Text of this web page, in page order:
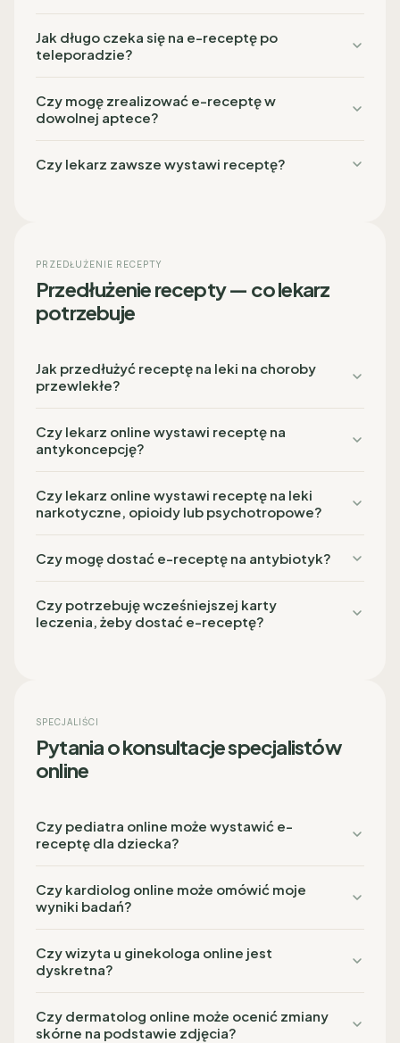
Jak długo czeka się na e-receptę po
teleporadzie?
Czy mogę zrealizować e-receptę w
dowolnej aptece?
Czy lekarz zawsze wystawi receptę?
PRZEDŁUŻENIE RECEPTY
Przedłużenie recepty — co lekarz
potrzebuje
Jak przedłużyć receptę na leki na choroby
przewlekłe?
Czy lekarz online wystawi receptę na
antykoncepcję?
Czy lekarz online wystawi receptę na leki
narkotyczne, opioidy lub psychotropowe?
Czy mogę dostać e-receptę na antybiotyk?
Czy potrzebuję wcześniejszej karty
leczenia, żeby dostać e-receptę?
SPECJALIŚCI
Pytania o konsultacje specjalistów
online
Czy pediatra online może wystawić e-
receptę dla dziecka?
Czy kardiolog online może omówić moje
wyniki badań?
Czy wizyta u ginekologa online jest
dyskretna?
Czy dermatolog online może ocenić zmiany
skórne na podstawie zdjęcia?